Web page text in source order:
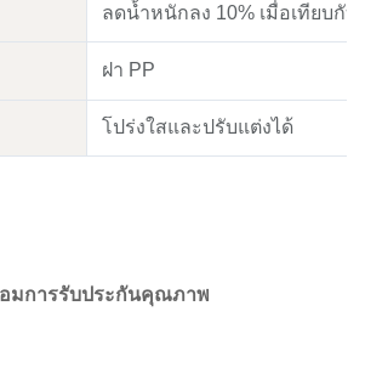
ลดน้ำหนักลง 10% เมื่อเทียบกั
ฝา PP
โปร่งใสและปรับแต่งได้
มการรับประกันคุณภาพ